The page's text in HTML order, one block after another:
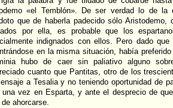
«el Temblón». De ser verdad lo de la
que de haberla padecido sólo
por ella, es probable que los
indignados con ellos. Pero dado
en la misma situación, había
hubo de caer sin paliativo alguno
cuanto que Pantitas, otro de los
a Tesalia y no teniendo oportunidad de
una vez en Esparta, y ante el desprecio de
ahorcarse.